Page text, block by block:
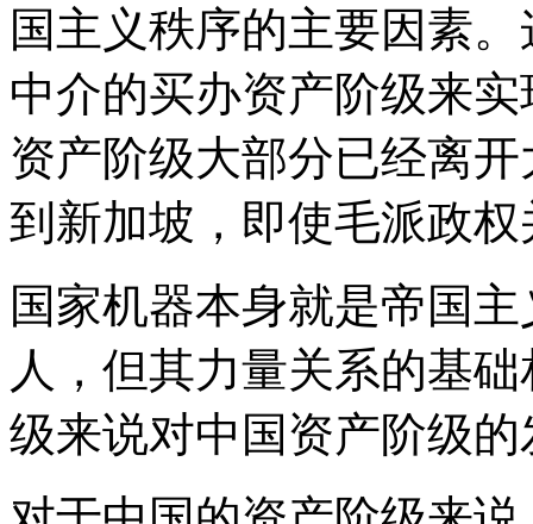
国主义秩序的主要因素
中介的买办资产阶级来
资产阶级大部分已经离
到新加坡，即使毛派政
国家机器本身就是帝国
人，但其力量关系的基
级来说对中国资产阶级